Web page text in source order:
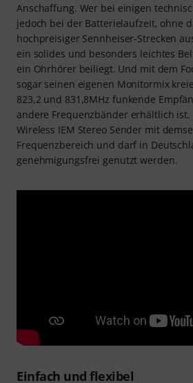
Anschaffung. Wer bei einigen
jedoch bei der Batterielaufzeit, ohne
hochpreisiger Sennheiser-Strecken
ein solides und besonders leichtes
ein Ohrhörer beiliegt. Und mit dem
sogar seinen eigenen Monitormix
823,2 und 831,8MHz funkende
andere Frequenzbänder erhältlich ist,
Wireless IEM Stereo Sender mit
Frequenzbereich und darf in
genehmigungsfrei genutzt werden.
Einfach und flexibel